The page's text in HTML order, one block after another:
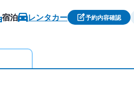
宿泊 レンタカー 予約内容確認